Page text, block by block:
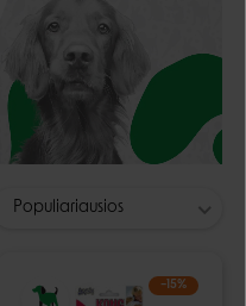
Populiariausios
−15%